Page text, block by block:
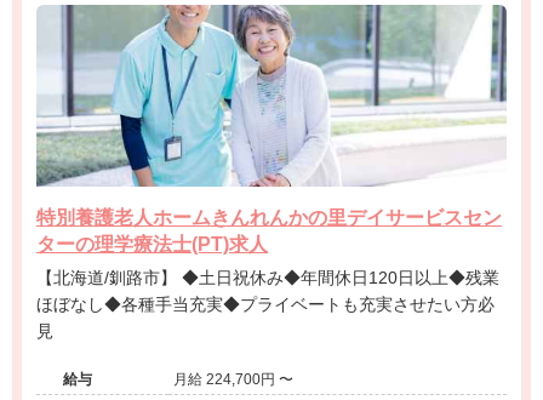
特別養護老人ホームきんれんかの里デイサービスセン
ターの理学療法士(PT)求人
【北海道/釧路市】 ◆土日祝休み◆年間休日120日以上◆残業
ほぼなし◆各種手当充実◆プライベートも充実させたい方必
見
給与
月給 224,700円 〜